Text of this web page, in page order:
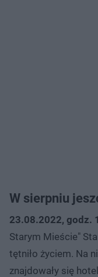
W sierpniu
23.08.2022, godz.
Starym Mieście"
tętniło życiem. Na
znajdowały się